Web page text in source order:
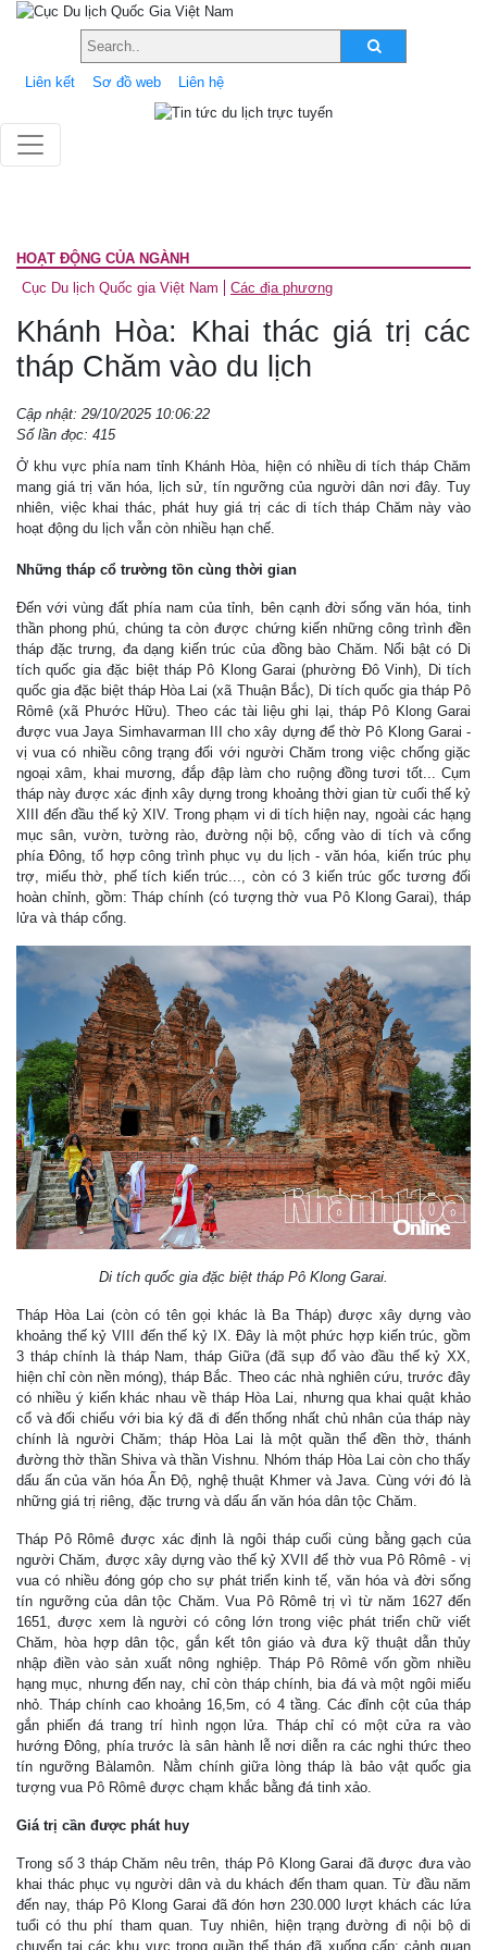
Liên kết Sơ đồ web Liên hệ
HOẠT ĐỘNG CỦA NGÀNH
Cục Du lịch Quốc gia Việt Nam
Các địa phương
Khánh Hòa: Khai thác giá trị các
tháp Chăm vào du lịch
Cập nhật: 29/10/2025 10:06:22
Số lần đọc: 415
Ở khu vực phía nam tỉnh Khánh Hòa, hiện có nhiều di tích tháp Chăm
mang giá trị văn hóa, lịch sử, tín ngưỡng của người dân nơi đây. Tuy
nhiên, việc khai thác, phát huy giá trị các di tích tháp Chăm này vào
hoạt động du lịch vẫn còn nhiều hạn chế.
Những tháp cổ trường tồn cùng thời gian
Đến với vùng đất phía nam của tỉnh, bên cạnh đời sống văn hóa, tinh
thần phong phú, chúng ta còn được chứng kiến những công trình đền
tháp đặc trưng, đa dạng kiến trúc của đồng bào Chăm. Nổi bật có Di
tích quốc gia đặc biệt tháp Pô Klong Garai (phường Đô Vinh), Di tích
quốc gia đặc biệt tháp Hòa Lai (xã Thuận Bắc), Di tích quốc gia tháp Pô
Rômê (xã Phước Hữu). Theo các tài liệu ghi lại, tháp Pô Klong Garai
được vua Jaya Simhavarman III cho xây dựng để thờ Pô Klong Garai -
vị vua có nhiều công trạng đối với người Chăm trong việc chống giặc
ngoại xâm, khai mương, đắp đập làm cho ruộng đồng tươi tốt... Cụm
tháp này được xác định xây dựng trong khoảng thời gian từ cuối thế kỷ
XIII đến đầu thế kỷ XIV. Trong phạm vi di tích hiện nay, ngoài các hạng
mục sân, vườn, tường rào, đường nội bộ, cổng vào di tích và cổng
phía Đông, tổ hợp công trình phục vụ du lịch - văn hóa, kiến trúc phụ
trợ, miếu thờ, phế tích kiến trúc..., còn có 3 kiến trúc gốc tương đối
hoàn chỉnh, gồm: Tháp chính (có tượng thờ vua Pô Klong Garai), tháp
lửa và tháp cổng.
Di tích quốc gia đặc biệt tháp Pô Klong Garai.
Tháp Hòa Lai (còn có tên gọi khác là Ba Tháp) được xây dựng vào
khoảng thế kỷ VIII đến thế kỷ IX. Đây là một phức hợp kiến trúc, gồm
3 tháp chính là tháp Nam, tháp Giữa (đã sụp đổ vào đầu thế kỷ XX,
hiện chỉ còn nền móng), tháp Bắc. Theo các nhà nghiên cứu, trước đây
có nhiều ý kiến khác nhau về tháp Hòa Lai, nhưng qua khai quật khảo
cổ và đối chiếu với bia ký đã đi đến thống nhất chủ nhân của tháp này
chính là người Chăm; tháp Hòa Lai là một quần thể đền thờ, thánh
đường thờ thần Shiva và thần Vishnu. Nhóm tháp Hòa Lai còn cho thấy
dấu ấn của văn hóa Ấn Độ, nghệ thuật Khmer và Java. Cùng với đó là
những giá trị riêng, đặc trưng và dấu ấn văn hóa dân tộc Chăm.
Tháp Pô Rômê được xác định là ngôi tháp cuối cùng bằng gạch của
người Chăm, được xây dựng vào thế kỷ XVII để thờ vua Pô Rômê - vị
vua có nhiều đóng góp cho sự phát triển kinh tế, văn hóa và đời sống
tín ngưỡng của dân tộc Chăm. Vua Pô Rômê trị vì từ năm 1627 đến
1651, được xem là người có công lớn trong việc phát triển chữ viết
Chăm, hòa hợp dân tộc, gắn kết tôn giáo và đưa kỹ thuật dẫn thủy
nhập điền vào sản xuất nông nghiệp. Tháp Pô Rômê vốn gồm nhiều
hạng mục, nhưng đến nay, chỉ còn tháp chính, bia đá và một ngôi miếu
nhỏ. Tháp chính cao khoảng 16,5m, có 4 tầng. Các đỉnh cột của tháp
gắn phiến đá trang trí hình ngọn lửa. Tháp chỉ có một cửa ra vào
hướng Đông, phía trước là sân hành lễ nơi diễn ra các nghi thức theo
tín ngưỡng Bàlamôn. Nằm chính giữa lòng tháp là bảo vật quốc gia
tượng vua Pô Rômê được chạm khắc bằng đá tinh xảo.
Giá trị cần được phát huy
Trong số 3 tháp Chăm nêu trên, tháp Pô Klong Garai đã được đưa vào
khai thác phục vụ người dân và du khách đến tham quan. Từ đầu năm
đến nay, tháp Pô Klong Garai đã đón hơn 230.000 lượt khách các lứa
tuổi có thu phí tham quan. Tuy nhiên, hiện trạng đường đi nội bộ di
chuyển tại các khu vực trong quần thể tháp đã xuống cấp; cảnh quan